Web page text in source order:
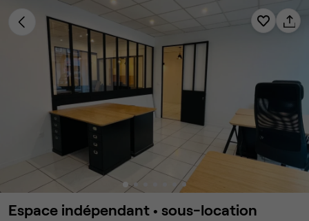
Espace indépendant • sous-location